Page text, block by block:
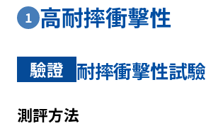
1 高耐摔衝擊性
驗證 耐摔衝擊性試驗
測評方法